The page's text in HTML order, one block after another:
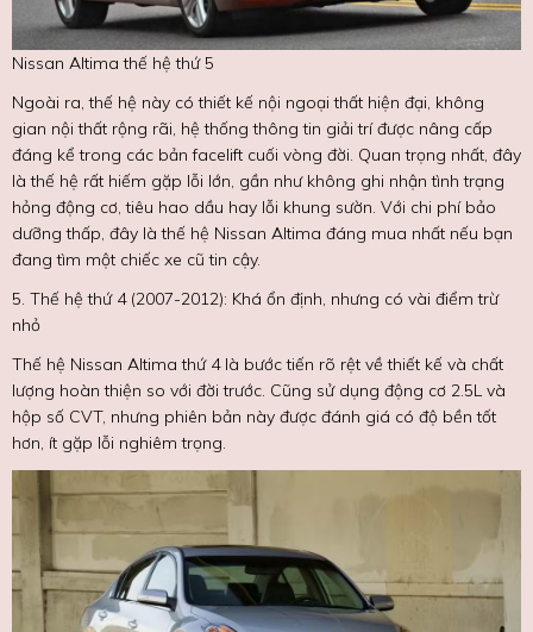
Nissan Altima thế hệ thứ 5
Ngoài ra, thế hệ này có thiết kế nội ngoại thất hiện đại, không
gian nội thất rộng rãi, hệ thống thông tin giải trí được nâng cấp
đáng kể trong các bản facelift cuối vòng đời. Quan trọng nhất, đây
là thế hệ rất hiếm gặp lỗi lớn, gần như không ghi nhận tình trạng
hỏng động cơ, tiêu hao dầu hay lỗi khung sườn. Với chi phí bảo
dưỡng thấp, đây là thế hệ Nissan Altima đáng mua nhất nếu bạn
đang tìm một chiếc xe cũ tin cậy.
5. Thế hệ thứ 4 (2007-2012): Khá ổn định, nhưng có vài điểm trừ
nhỏ
Thế hệ Nissan Altima thứ 4 là bước tiến rõ rệt về thiết kế và chất
lượng hoàn thiện so với đời trước. Cũng sử dụng động cơ 2.5L và
hộp số CVT, nhưng phiên bản này được đánh giá có độ bền tốt
hơn, ít gặp lỗi nghiêm trọng.